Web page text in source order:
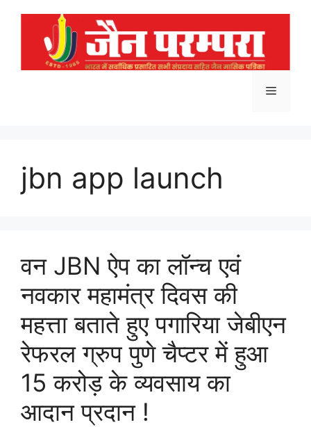
Menu
jbn app launch
वन JBN ऐप का लॉन्च एवं
नवकार महामंत्र दिवस की
महत्ता बताते हुए पगारिया जेबीएन
रेफरल ग्रुप पुणे चैप्टर में हुआ
15 करोड़ के व्यवसाय का
आदान प्रदान !